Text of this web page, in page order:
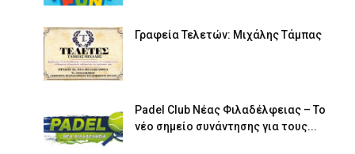
Γραφεία Τελετών: Μιχάλης Τάμπας
Padel Club Νέας Φιλαδέλφειας – Το
νέο σημείο συνάντησης για τους...